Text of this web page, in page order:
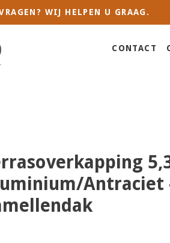
WIJ HELPEN U GRAAG.
CONTACT
Antraciet